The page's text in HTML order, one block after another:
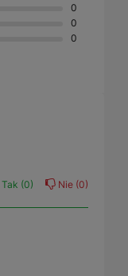
0
0
0
Tak 0 Nie 0